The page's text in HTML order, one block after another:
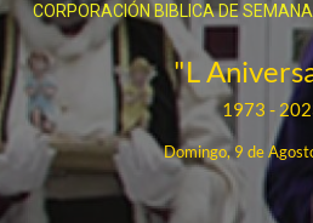
CORPORACIÓN BIBLICA DE SEMANA
"L
1973 -
Domingo, 9 de